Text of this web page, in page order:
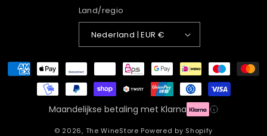
Land/regio
Nederland | EUR €
Betaalmethoden
Maandelijkse betaling met Klarna
© 2026, The WineStore Powered by Shopify